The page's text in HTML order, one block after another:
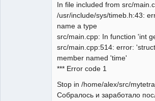
In file included from src/
/usr/include/sys/timeb.h:43:
name a type
src/main.cpp: In function 'int
src/main.cpp:514: error:
member named 'time'
*** Error code 1
Stop in /home/alex/src/
Собралось и заработало